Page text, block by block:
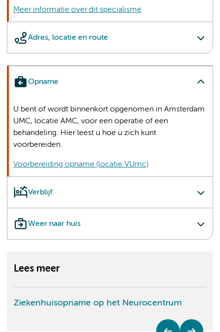
Adres, locatie en route
Meer informatie over dit specialisme
Opname
Verblijf
Weer naar huis
U bent of wordt binnenkort opgenomen in Amsterdam
UMC, locatie AMC, voor een operatie of een
behandeling. Hier leest u hoe u zich kunt
voorbereiden.
Voorbereiding opname (locatie VUmc)
Lees meer
Ziekenhuisopname op het Neurocentrum